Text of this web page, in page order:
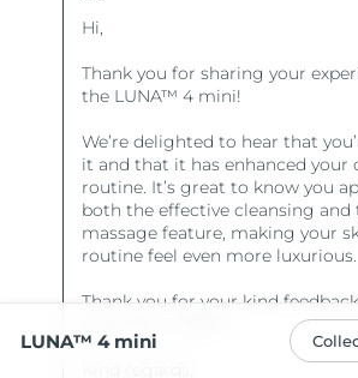
LUNA™ 4 mini